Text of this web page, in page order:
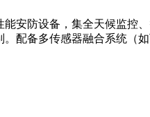
安防设备，集全天候监
配备多传感器融合系统（